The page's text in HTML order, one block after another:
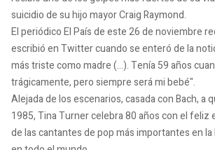
suicidio de su hijo mayor Craig Raymond.
El periódico El País de este 26 de noviembre
escribió en Twitter cuando se enteró de la
más triste como madre (...). Tenía 59 años
trágicamente, pero siempre será mi bebé".
Alejada de los escenarios, casada con Bach, a
1985, Tina Turner celebra 80 años con el feliz
de las cantantes de pop más importantes en